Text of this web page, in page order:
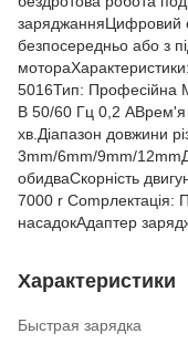
заряджанняЦифровий
безпосередньо або з
5016Тип: Професійна
В 50/60 Гц 0,2 АВрем'я
хв.Діапазон довжини
3mm/6mm/9mm/
обидваСкорність
7000 r
насадокАдаптер
Характеристики
Быстрая зарядка